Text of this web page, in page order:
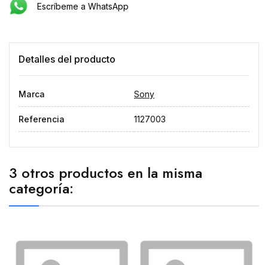
Escríbeme a WhatsApp
Detalles del producto
Marca Sony
Referencia 1127003
3 otros productos en la misma
categoría: